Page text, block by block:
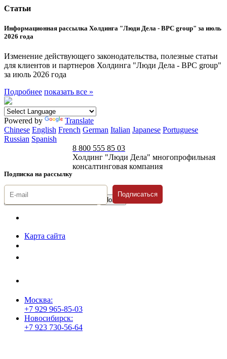
Статьи
Информационная рассылка Холдинга "Люди Дела - BPC group" за июль
2026 года
Изменение действующего законодательства, полезные статьи
для клиентов и партнеров Холдинга "Люди Дела - BPC group"
за июль 2026 года
Подробнее показать все »
Powered by
Translate
Chinese English French German Italian Japanese Portuguese
Russian Spanish
Подписка на рассылку
8 800 555 85 03
Холдинг "Люди Дела" многопрофильная
консалтинговая компания
Подписаться
Карта сайта
Москва:
+7 929 965-85-03
Новосибирск:
+7 923 730-56-64